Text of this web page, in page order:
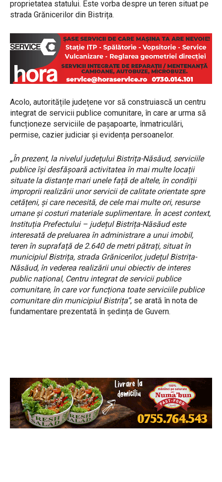
proprietatea statului. Este vorba despre un teren situat pe
strada Grănicerilor din Bistrița.
Acolo, autoritățile județene vor să construiască un centru
integrat de servicii publice comunitare, în care ar urma să
funcționeze serviciile de pașapoarte, înmatriculări,
permise, cazier judiciar și evidența persoanelor.
„În prezent, la nivelul județului Bistrița-Năsăud, serviciile
publice își desfășoară activitatea în mai multe locații
situate la distanțe mari unele față de altele, în condiții
improprii realizării unor servicii de calitate orientate spre
cetățeni, și care necesită, de cele mai multe ori, resurse
umane și costuri materiale suplimentare. În acest context,
Instituția Prefectului – județul Bistrița-Năsăud este
interesată de preluarea în administrare a unui imobil,
teren în suprafață de 2.640 de metri pătrați, situat în
municipiul Bistrița, strada Grănicerilor, județul Bistrița-
Năsăud, în vederea realizării unui obiectiv de interes
public național, Centru integrat de servicii publice
comunitare, în care vor funcționa toate serviciile publice
comunitare din municipiul Bistrița”, se arată în nota de
fundamentare prezentată în ședința de Guvern.